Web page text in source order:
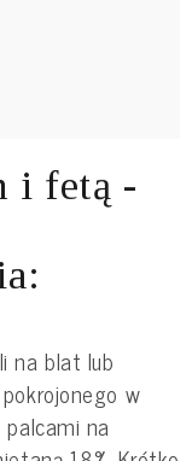
i fetą -
na blat lub
w
palcami na